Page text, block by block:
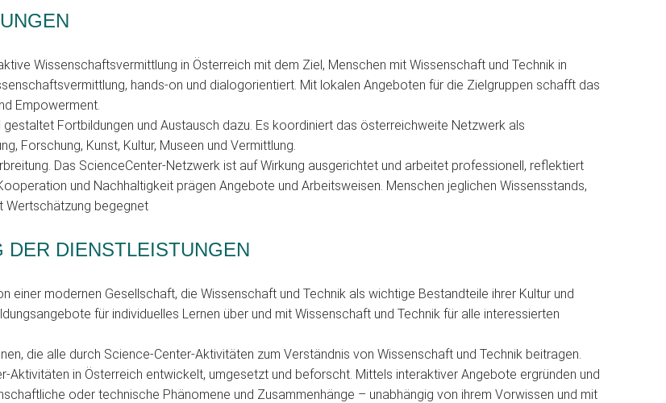
Wissenschaftsvermittlung in Österreich mit dem Ziel, Menschen mit Wissenschaft und Technik in
hands-on und dialogorientiert. Mit lokalen Angeboten für die Zielgruppen schafft das
Empowerment.
Fortbildungen und Austausch dazu. Es koordiniert das österreichweite Netzwerk als
Forschung, Kunst, Kultur, Museen und Vermittlung.
Das ScienceCenter-Netzwerk ist auf Wirkung ausgerichtet und arbeitet professionell, reflektiert
und Nachhaltigkeit prägen Angebote und Arbeitsweisen. Menschen jeglichen Wissensstands,
Wertschätzung begegnet
DER DIENSTLEISTUNGEN
modernen Gesellschaft, die Wissenschaft und Technik als wichtige Bestandteile ihrer Kultur und
für individuelles Lernen über und mit Wissenschaft und Technik für alle interessierten
die alle durch Science-Center-Aktivitäten zum Verständnis von Wissenschaft und Technik beitragen.
Aktivitäten in Österreich entwickelt, umgesetzt und beforscht. Mittels interaktiver Angebote ergründen und
oder technische Phänomene und Zusammenhänge – unabhängig von ihrem Vorwissen und mit